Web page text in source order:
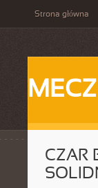
Strona główna
MECZ
CZAR